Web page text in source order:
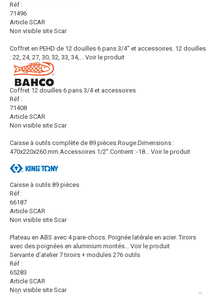
Réf :
71496
Article SCAR
Non visible site Scar
Coffret en PEHD de 12 douilles 6 pans 3/4'' et accessoires. 12 douilles
: 22, 24, 27, 30, 32, 33, 34,... Voir le produit
Coffret 12 douilles 6 pans 3/4 et accessoires
Réf :
71408
Article SCAR
Non visible site Scar
Caisse à outils complète de 89 pièces.Rouge.Dimensions :
470x220x260 mm.Accessoires 1/2''.Contient :-18... Voir le produit
Caisse à outils 89 pièces
Réf :
66187
Article SCAR
Non visible site Scar
Plateau en ABS avec 4 pare-chocs. Poignée latérale en acier. Tiroirs
avec des poignées en aluminium montés... Voir le produit
Servante d’atelier 7 tiroirs + modules 276 outils
Réf :
65283
Article SCAR
Non visible site Scar